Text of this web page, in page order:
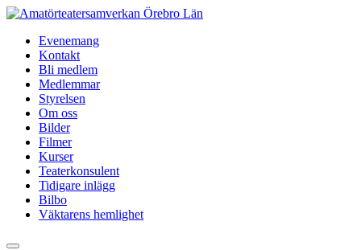
Hoppa
innehållEvenemang
Kontakt
Bli medlem
Medlemmar
Styrelsen
Om oss
Bilder
Filmer
Kurser
Teaterkonsulent
Tidigare inlägg
Bilbo
Väktarens hemlighet